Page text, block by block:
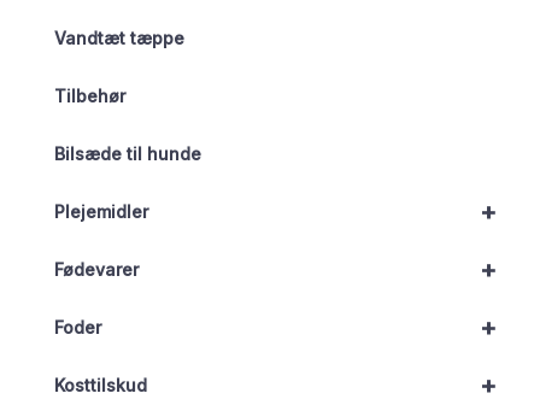
Vandtæt tæppe
Tilbehør
Bilsæde til hunde
+
Plejemidler
+
Fødevarer
+
Foder
+
Kosttilskud